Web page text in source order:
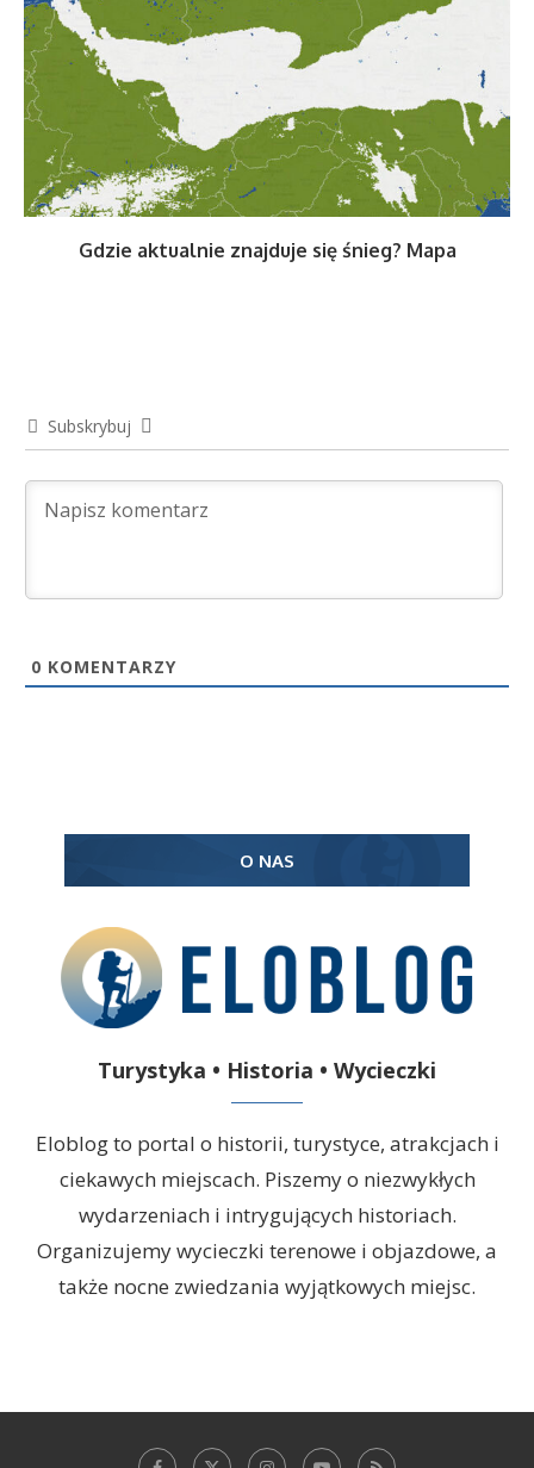
Gdzie aktualnie znajduje się śnieg? Mapa
Subskrybuj
0 KOMENTARZY
O NAS
Turystyka • Historia • Wycieczki
Eloblog to portal o historii, turystyce, atrakcjach i
ciekawych miejscach. Piszemy o niezwykłych
wydarzeniach i intrygujących historiach.
Organizujemy wycieczki terenowe i objazdowe, a
także nocne zwiedzania wyjątkowych miejsc.